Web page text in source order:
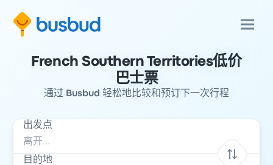
French Southern Territories低价
巴士票
通过 Busbud 轻松地比较和预订下一次行程
出发点
目的地